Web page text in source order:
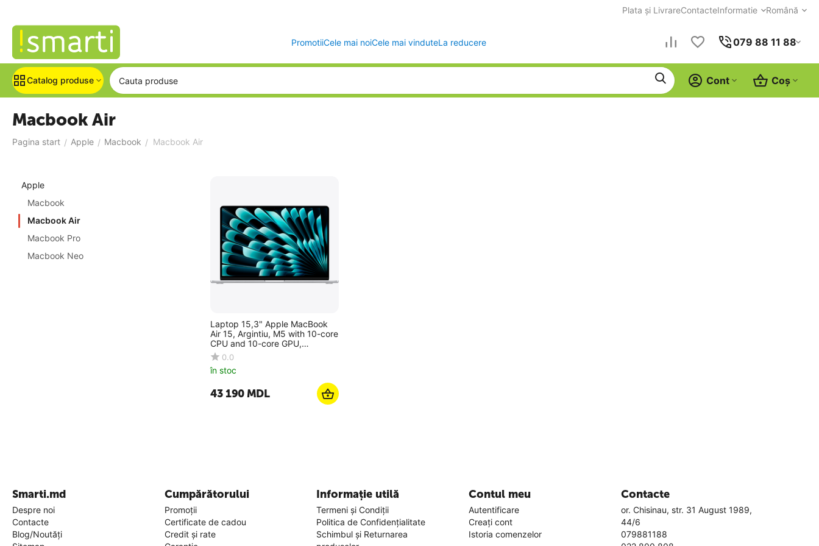
Plata și LivrareContacteInformatie Română
PromotiiCele mai noiCele mai vinduteLa reducere 079 88 11 88
Catalog produse Coș
Cont
Macbook Air
Pagina start / Apple / Macbook / Macbook Air
Laptop 15,3" Apple MacBook
Air 15, Argintiu, M5 with 10-core
CPU and 10-core GPU,
16GB/1024GB, macOS Tahoe
0.0
în stoc
43 190MDL
Apple
Macbook
Macbook Air
Macbook Pro
Macbook Neo
Smarti.md
Despre noi
Contacte
Blog/Noutăți
Cumpărătorului
Promoții
Certificate de cadou
Credit și rate
Informație utilă
Termeni și Condiții
Politica de Confidențialitate
Schimbul și Returnarea
Contul meu
Autentificare
Creați cont
Istoria comenzelor
Contacte
or. Chisinau, str. 31 August 1989,
44/6
079881188